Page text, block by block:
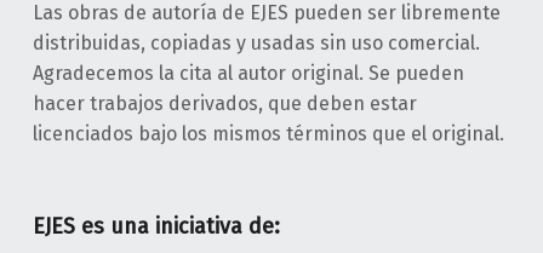
Las obras de autoría de EJES pueden ser libremente
distribuidas, copiadas y usadas sin uso comercial.
Agradecemos la cita al autor original. Se pueden
hacer trabajos derivados, que deben estar
licenciados bajo los mismos términos que el original.
EJES es una iniciativa de: